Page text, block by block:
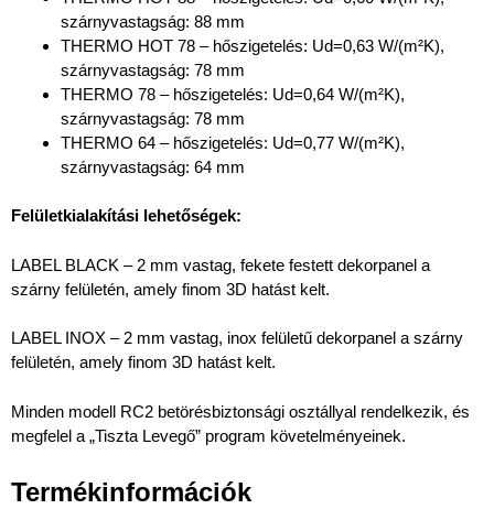
szárnyvastagság: 88 mm
THERMO HOT 78 – hőszigetelés: Ud=0,63 W/(m²K),
szárnyvastagság: 78 mm
THERMO 78 – hőszigetelés: Ud=0,64 W/(m²K),
szárnyvastagság: 78 mm
THERMO 64 – hőszigetelés: Ud=0,77 W/(m²K),
szárnyvastagság: 64 mm
Felületkialakítási lehetőségek:
LABEL BLACK – 2 mm vastag, fekete festett dekorpanel a
szárny felületén, amely finom 3D hatást kelt.
LABEL INOX – 2 mm vastag, inox felületű dekorpanel a szárny
felületén, amely finom 3D hatást kelt.
Minden modell RC2 betörésbiztonsági osztállyal rendelkezik, és
megfelel a „Tiszta Levegő” program követelményeinek.
Termékinformációk